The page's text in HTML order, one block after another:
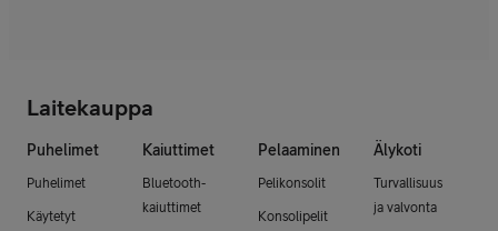
Laitekauppa
Puhelimet
Puhelimet
Käytetyt
Kaiuttimet
Bluetooth-
kaiuttimet
Pelaaminen
Pelikonsolit
Konsolipelit
Älykoti
Turvallisuus
ja valvonta